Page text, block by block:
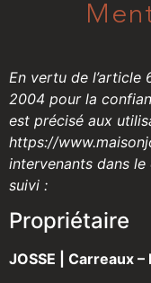
En vertu de l’article
2004 pour la
est précisé aux
https://
intervenants dans
suivi :
Propriétaire
JOSSE | Carreaux